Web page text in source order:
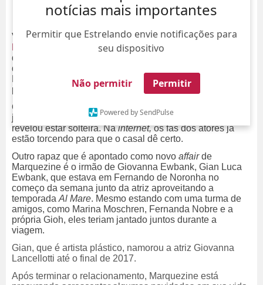
notícias mais importantes
Permitir que Estrelando envie notificações para
seu dispositivo
Não permitir Permitir
Powered by SendPulse
Você já viu aqui noESTRELANDOqueBruna
Marquezine está solteira, de novo. Agora, imagina
quantos
desde que anunciou o
Pois é, o primeiro deles foi do ator Chay Suede, que não
perdeu tempo e foi se aproximar da morena.
O galã, que terminou seu noivado com Laura Neiva em
julho deste ano, seguiu Bruna bem assim que a atriz
revelou estar solteira. Nainternet,os fãs dos atores já
estão torcendo para que o casal dê certo.
Outro rapaz que é apontado como novo affairde
Marquezine é o irmão de Giovanna Ewbank, Gian Luca
Ewbank, que estava em Fernando de Noronha no
começo da semana junto da atriz aproveitando a
temporada Al Mare. Mesmo estando com uma turma de
amigos, como Marina Moschren, Fernanda Nobre e a
própria Gioh, eles teriam jantado juntos durante a
viagem.
Gian, que é artista plástico, namorou a atriz Giovanna
Lancellotti até o final de 2017.
Após terminar o relacionamento, Marquezine está